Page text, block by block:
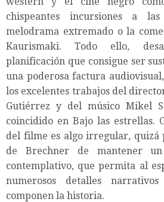
chispeantes incursiones a
melodrama extremado o la
Kaurismaki. Todo ello,
planificación que consigue ser
una poderosa factura
los excelentes trabajos del
Gutiérrez y del músico Mikel
coincidido en Bajo las estrellas.
del filme es algo irregular, quizá
de Brechner de mantener
contemplativo, que permita al
numerosos detalles
componen la historia.